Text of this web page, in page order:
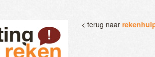
< terug naar